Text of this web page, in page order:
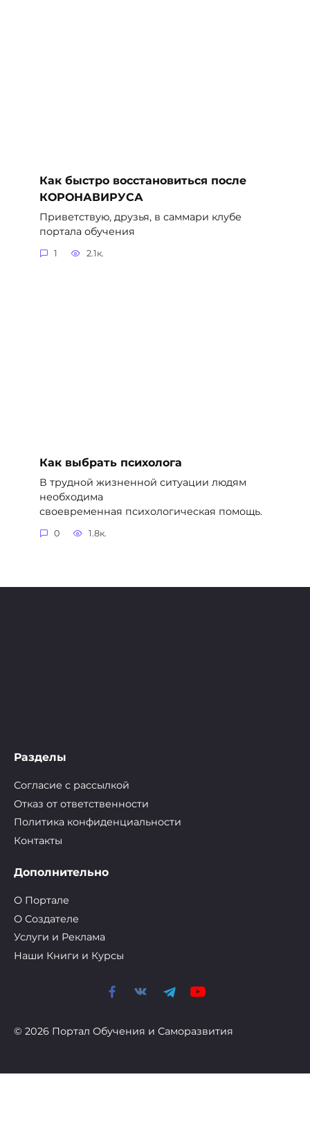
Как быстро восстановиться после
КОРОНАВИРУСА
Приветствую, друзья, в саммари клубе
портала обучения
1 2.1к.
Как выбрать психолога
В трудной жизненной ситуации людям
необходима
своевременная психологическая помощь.
0 1.8к.
Разделы
Согласие с рассылкой
Отказ от ответственности
Политика конфиденциальности
Контакты
Дополнительно
О Портале
О Cоздателе
Услуги и Реклама
Наши Книги и Курсы
© 2026 Портал Обучения и Саморазвития